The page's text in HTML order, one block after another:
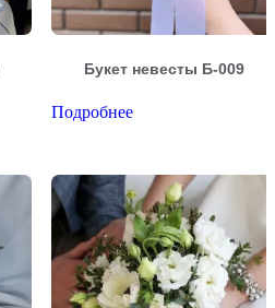
Букет невесты Б-009
Подробнее